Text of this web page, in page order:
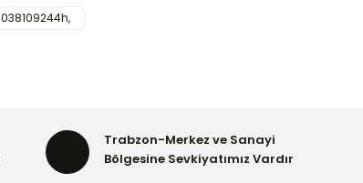
038109244h,
Trabzon-Merkez ve Sanayi
Bölgesine Sevkiyatımız Vardır